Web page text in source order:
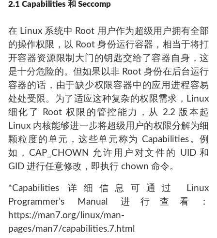
2.1 Capabilities 和 Seccomp
在 Linux 系统中 Root 用户作为超级用户拥有全部
的操作权限，以 Root 身份运行容器，相当于将打
开容器资源限制大门的钥匙交给了容器自身，这
是十分危险的。但如果以非 Root 身份在后台运行
容器的话，由于缺少权限容器中的应用进程容易
处处受限。为了适应这种复杂的权限需求，Linux
细化了 Root 权限的管控能力，从 2.2 版本起
Linux 内核能够进一步将超级用户的权限分解为细
颗粒度的单元，这些单元称为 Capabilities。例
如，CAP_CHOWN 允许用户对文件的 UID 和
GID 进行任意修改，即执行 chown 命令。
*Capabilities 详细信息可通过 Linux
Programmer’s Manual 进行查看：
https://man7.org/linux/man-
pages/man7/capabilities.7.html